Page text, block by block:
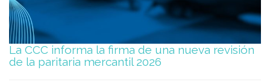
La CCC informa la firma de una nueva revisión
de la paritaria mercantil 2026